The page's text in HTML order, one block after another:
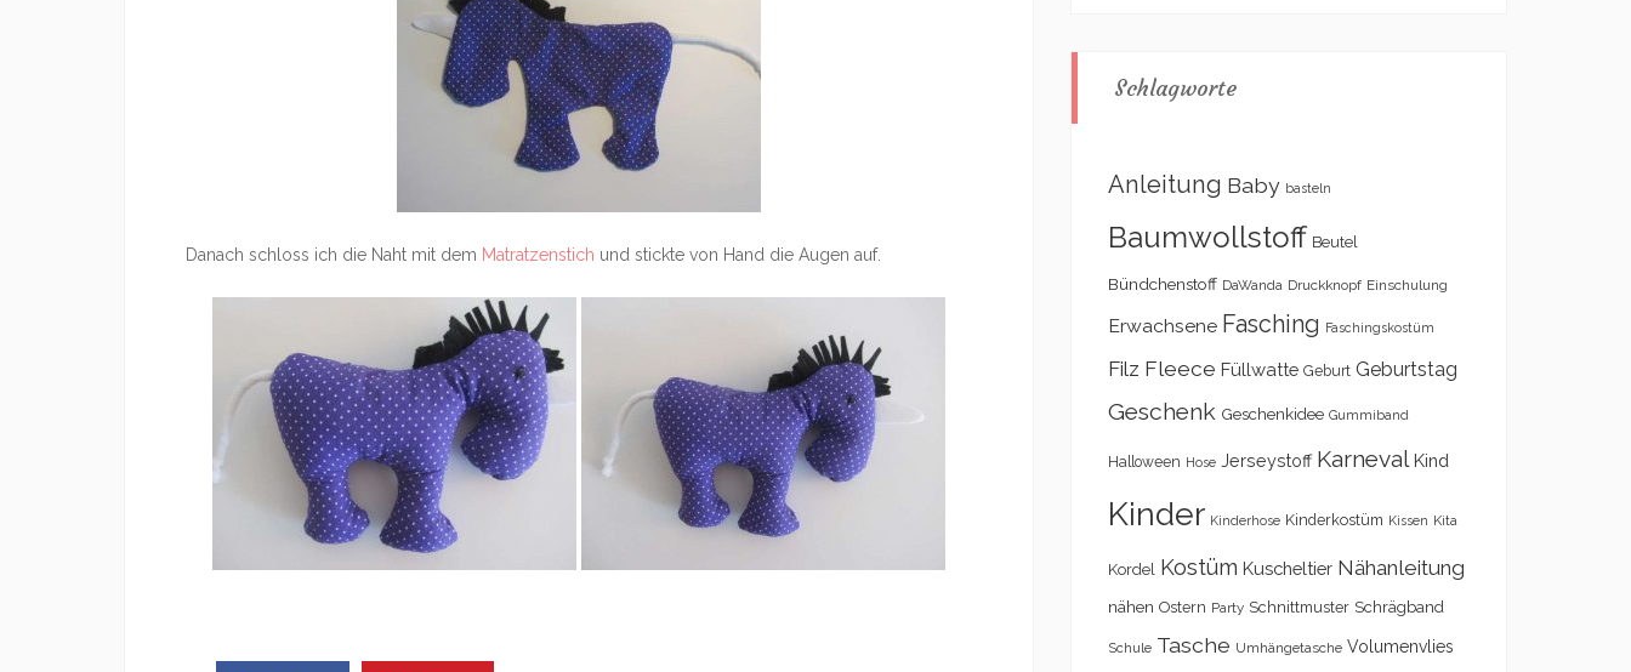
Danach schloss ich die Naht mit dem Matratzenstich und stickte von Hand die Augen auf.
Schlagworte
Anleitung Baby basteln
Baumwollstoff Beutel
Bündchenstoff DaWanda Druckknopf Einschulung
Erwachsene Fasching Faschingskostüm
Filz Fleece Füllwatte Geburt Geburtstag
Geschenk Geschenkidee Gummiband
Halloween Hose Jerseystoff Karneval Kind
Kinder Kinderhose Kinderkostüm Kissen Kita
Kordel Kostüm Kuscheltier Nähanleitung
nähen Ostern Party Schnittmuster Schrägband
Schule Tasche Umhängetasche Volumenvlies